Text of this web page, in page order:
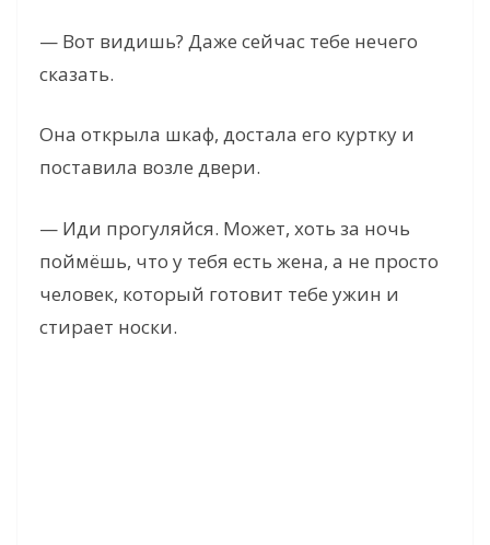
— Вот видишь? Даже сейчас тебе нечего
сказать.
Она открыла шкаф, достала его куртку и
поставила возле двери.
— Иди прогуляйся. Может, хоть за ночь
поймёшь, что у тебя есть жена, а не просто
человек, который готовит тебе ужин и
стирает носки.